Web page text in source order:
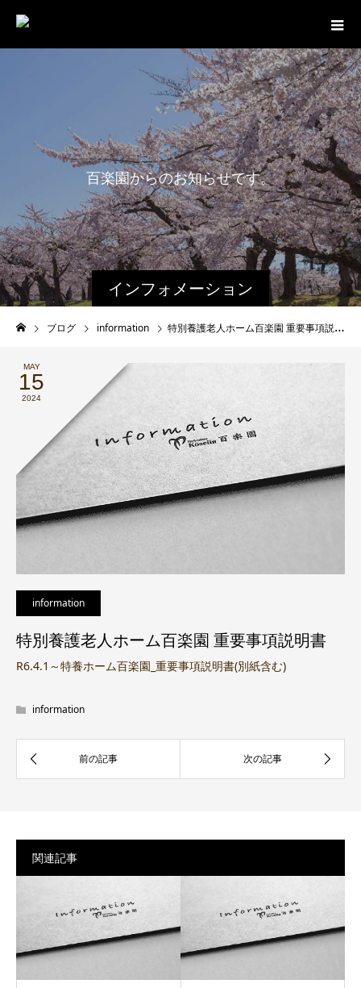
インフォメーション
百楽園からのお知らせです。
ブログ information 特別養護老人ホーム百楽園 重要事項説明書
MAY
15
2024
information
特別養護老人ホーム百楽園 重要事項説明書
R6.4.1～特養ホーム百楽園_重要事項説明書(別紙含む)
information
関連記事